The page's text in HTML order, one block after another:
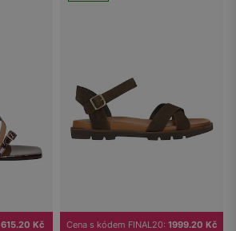
615.20 Kč Cena s kódem FINAL20: 1999.20 Kč